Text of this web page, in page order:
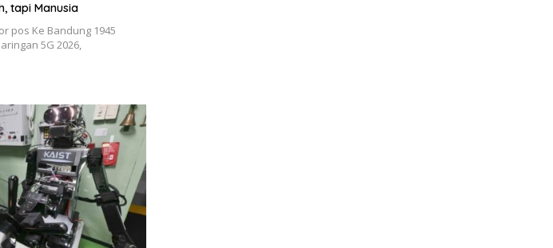
tapi Manusia
pos Ke Bandung 1945
5G 2026,